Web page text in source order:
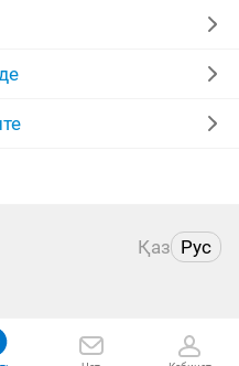
доставки
грузов газель
материалы
Қаз Рус